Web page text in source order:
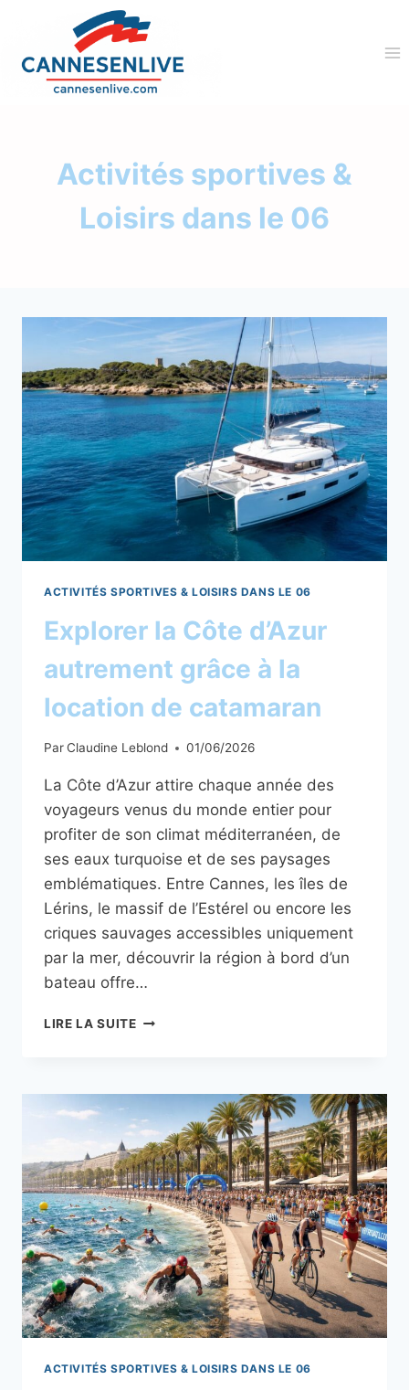
contenu
Activités sportives &
Loisirs dans le 06
ACTIVITÉS SPORTIVES & LOISIRS DANS LE 06
Explorer la Côte d’Azur
autrement grâce à la
location de catamaran
ParClaudine Leblond 01/06/2026
La Côte d’Azur attire chaque année des
voyageurs venus du monde entier pour
profiter de son climat méditerranéen, de
ses eaux turquoise et de ses paysages
emblématiques. Entre Cannes, les îles de
Lérins, le massif de l’Estérel ou encore les
criques sauvages accessibles uniquement
par la mer, découvrir la région à bord d’un
bateau offre…
LIRE LA SUITEEXPLORER
AUTREMENT
À
LA
LOCATION
DE
CATAMARAN
ACTIVITÉS SPORTIVES & LOISIRS DANS LE 06